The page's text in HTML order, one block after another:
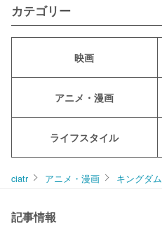
カテゴリー
映画
アニメ・漫画
ライフスタイル
ciatr アニメ・漫画 キングダム
記事情報